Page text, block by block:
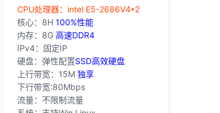
‎CPU处理器：intel E5-2686V4*2
核心：8H100%性能
内存：8G高速DDR4
IPv4：固定IP
硬盘：弹性配置SSD高效硬盘
上行带宽：15M独享
下行带宽:80Mbps
流量：不限制流量